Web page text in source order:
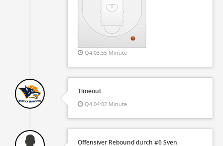
Q4 03:55 Minute
Timeout
Q4 04:02 Minute
Offensiver Rebound durch #6 Sven